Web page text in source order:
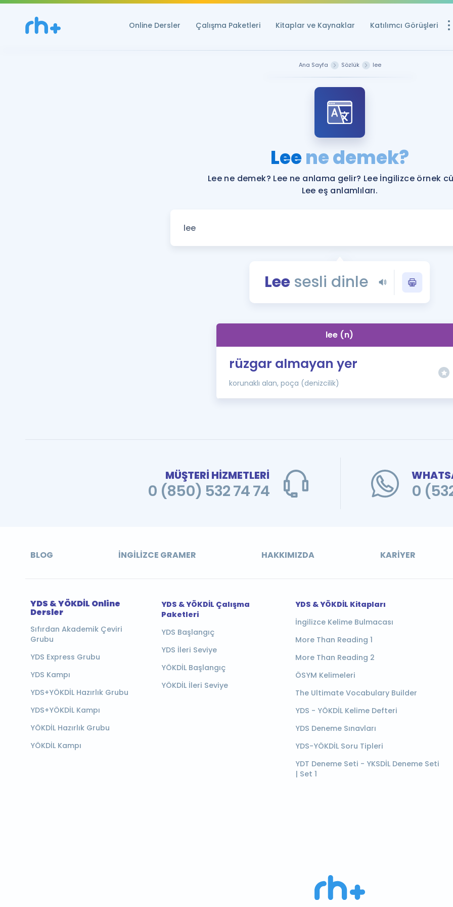
Online Dersler Çalışma Paketleri Kitaplar ve Kaynaklar Katılımcı Görüşleri
YDS ve YÖKDİL
YDS ve YÖKDİL'e
Tüm ÖSYM
Blog
YDS - YÖKDİL
İngilizce Gramer
Ana Sayfa Sözlük lee
Leene demek?
Lee ne demek? Lee ne anlama gelir? Lee İngilizce örnek
Lee eş anlamlıları.
Lee sesli dinle
lee (n)
rüzgar almayan yer
korunaklı alan, poça (denizcilik)
MÜŞTERİ HİZMETLERİ
0 (850) 532 74 74 0
BLOG İNGILIZCE GRAMER HAKKIMIZDA KARIYER
YDS & YÖKDİL Online
Dersler
Sıfırdan Akademik Çeviri
Grubu
YDS Express Grubu
YDS Kampı
YDS+YÖKDİL Hazırlık Grubu
YDS+YÖKDİL Kampı
YÖKDİL Hazırlık Grubu
YÖKDİL Kampı
YDS & YÖKDİL Çalışma
Paketleri
YDS Başlangıç
YDS İleri Seviye
YÖKDİL Başlangıç
YÖKDİL İleri Seviye
YDS & YÖKDİL Kitapları
İngilizce Kelime Bulmacası
More Than Reading 1
More Than Reading 2
ÖSYM Kelimeleri
The Ultimate Vocabulary Builder
YDS - YÖKDİL Kelime Defteri
YDS Deneme Sınavları
YDS-YÖKDİL Soru Tipleri
YDT Deneme Seti - YKSDİL Deneme Seti
| Set 1